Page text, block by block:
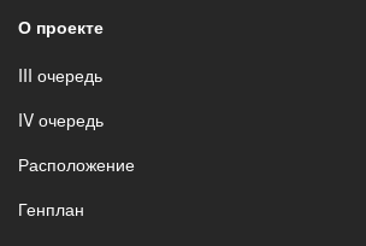
О проекте
III очередь
IV очередь
Расположение
Генплан